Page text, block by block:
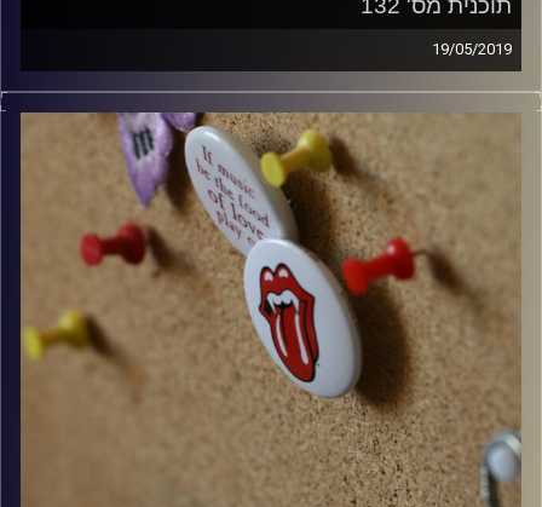
תוכנית מס' 132
19/05/2019
קלאסיקות רוק עם אורן הוף.
włodi